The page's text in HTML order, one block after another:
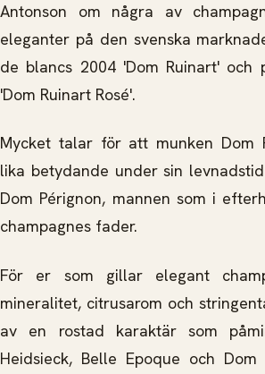
Antonson om några av
eleganter på den svenska
de blancs 2004 'Dom Ruinart' och
'Dom Ruinart Rosé'.
Mycket talar för att munken Dom
lika betydande under sin
Dom Pérignon, mannen som i
champagnes fader.
För er som gillar elegant
mineralitet, citrusarom och
av en rostad karaktär som
Heidsieck, Belle Epoque och Dom